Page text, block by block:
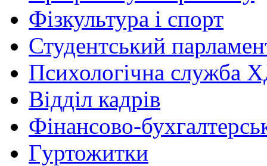
Фізкультура і спорт
Студентський
Психологічна служба
Відділ кадрів
Фінансово-
Гуртожитки